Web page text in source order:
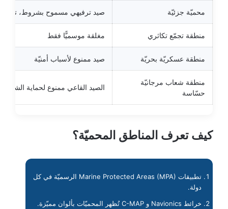
محميّة جزئيّة صيد ترفيهي مسموح بشروط،
منطقة تجمّع تكاثري مغلقة موسميًّا فقط
منطقة عسكريّة بحريّة صيد ممنوع لأسباب أمنيّة
منطقة شعاب مرجانيّة
حسّاسة
الصيد القاعي ممنوع لحماية الشعاب
كيف تعرف المناطق المحميّة؟
تطبيقات Marine Protected Areas (MPA) الرسميّة في كل
دولة.
خرائط Navionics و C-MAP تُظهر المحميّات بألوان مميّزة.